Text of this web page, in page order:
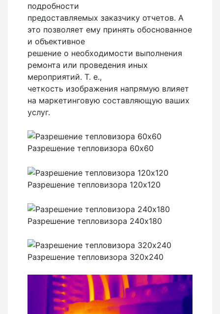
подробности
предоставляемых заказчику отчетов. А
это позволяет ему принять обоснованное
и объективное
решение о необходимости выполнения
ремонта или проведения иных
мероприятий. Т. е.,
четкость изображения напрямую влияет
на маркетинговую составляющую ваших
услуг.
Разрешение тепловизора 60х60
Разрешение тепловизора 120х120
Разрешение тепловизора 240х180
Разрешение тепловизора 320х240
Рейки RGK
Показать еще
Измерительная рулетка С ПОВЕРКОЙ
Теодолиты
Аксессуары для теодолитов
Теодолиты оптические
Теодолиты электронные
Туристические навигаторы и компасы
Навигатор